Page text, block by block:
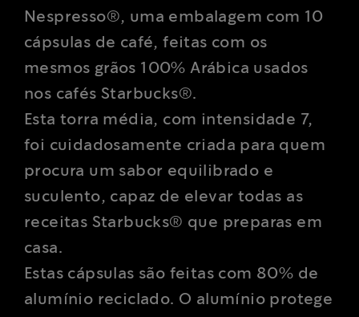
Nespresso®, uma embalagem com 10
cápsulas de café, feitas com os
mesmos grãos 100% Arábica usados
nos cafés Starbucks®.
Esta torra média, com intensidade 7,
foi cuidadosamente criada para quem
procura um sabor equilibrado e
suculento, capaz de elevar todas as
receitas Starbucks® que preparas em
casa.
Estas cápsulas são feitas com 80% de
alumínio reciclado. O alumínio protege